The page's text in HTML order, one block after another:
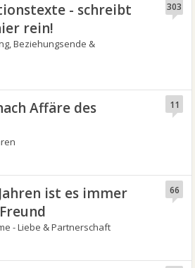
- schreibt
rein!
Beziehungsende &
303
Affäre des
11
ist es immer
- Liebe & Partnerschaft
66